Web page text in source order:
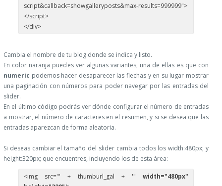
script&callback=showgalleryposts&max-results=999999">
</script>
</div>
Cambia el nombre de tu blog donde se indica y listo.
En color naranja puedes ver algunas variantes, una de ellas es que con
numeric podemos hacer desaparecer las flechas y en su lugar mostrar
una paginación con números para poder navegar por las entradas del
slider.
En el último código podrás ver dónde configurar el número de entradas
a mostrar, el número de caracteres en el resumen, y si se desea que las
entradas aparezcan de forma aleatoria.
Si deseas cambiar el tamaño del slider cambia todos los width:480px; y
height:320px; que encuentres, incluyendo los de esta área:
<img src="' + thumburl_gal + '" width="480px"